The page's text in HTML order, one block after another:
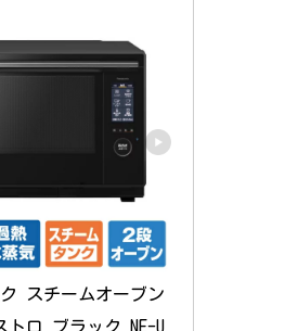
スチームオーブン
トロ ブラック NE-U